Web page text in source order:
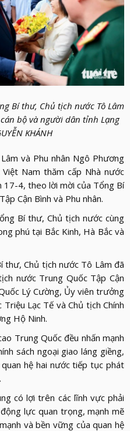
Bí thư, Chủ tịch nước Tô Lâm
bộ và người dân tỉnh Lạng
KHÁNH
và Phu nhân Ngô Phương
Nam thăm cấp Nhà nước
4, theo lời mời của Tổng Bí
Cận Bình và Phu nhân.
Bí thư, Chủ tịch nước cùng
phú tại Bắc Kinh, Hà Bắc và
thư, Chủ tịch nước Tô Lâm đã
nước Trung Quốc Tập Cận
Lý Cường, Ủy viên trưởng
Lạc Tế và Chủ tịch Chính
Hộ Ninh.
Trung Quốc đều nhấn mạnh
sách ngoại giao láng giềng,
hệ hai nước tiếp tục phát
có lợi trên các lĩnh vực phải
lực quan trọng, mạnh mẽ
và bền vững của quan hệ